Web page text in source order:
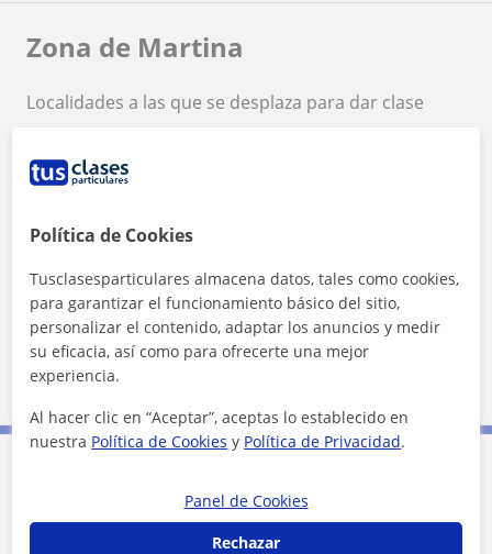
Zona de Martina
Localidades a las que se desplaza para dar clase
2 km
1 mi
Contacta con Martina
Política de Cookies
Tusclasesparticulares almacena datos, tales como cookies,
para garantizar el funcionamiento básico del sitio,
personalizar el contenido, adaptar los anuncios y medir
su eficacia, así como para ofrecerte una mejor
experiencia.
Al hacer clic en “Aceptar”, aceptas lo establecido en
nuestra Política de Cookies y Política de Privacidad.
Panel de Cookies
Rechazar